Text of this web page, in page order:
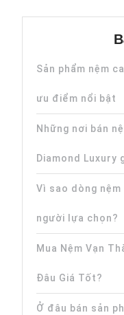
Sản phẩm nệm
ưu điểm nổi bật
Những nơi bán
Diamond Luxury
Vì sao dòng
người lựa chọn?
Mua Nệm Vạn
Đâu Giá Tốt?
Ở đâu bán sản